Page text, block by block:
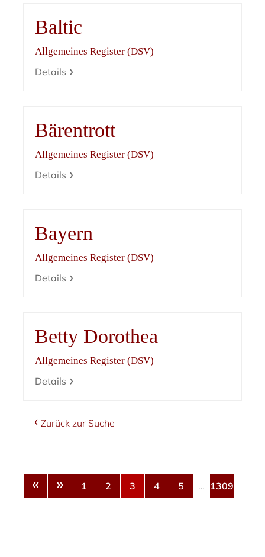
Baltic
Allgemeines Register (DSV)
Details
Bärentrott
Allgemeines Register (DSV)
Details
Bayern
Allgemeines Register (DSV)
Details
Betty Dorothea
Allgemeines Register (DSV)
Details
Zurück zur Suche
« » 1 2 3 4 5 … 1309